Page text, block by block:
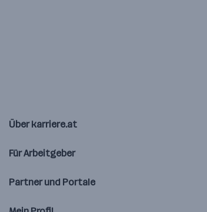
Über karriere.at
Für Arbeitgeber
Partner und Portale